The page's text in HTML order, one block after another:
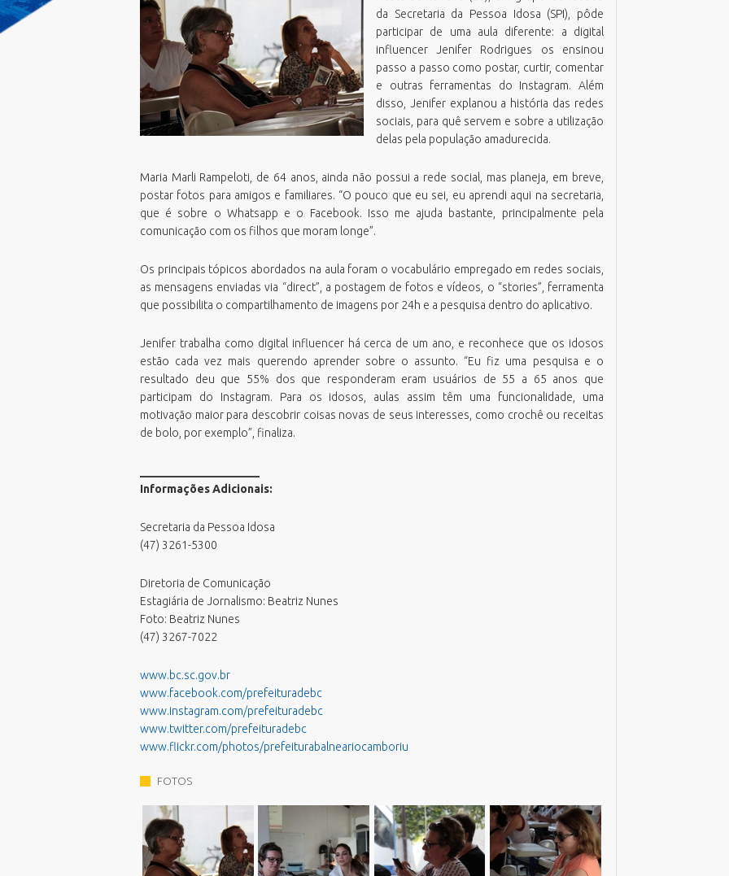
Fazenda
Gestão de Pessoas
Governo, Inovação e Orçamento
Meio Ambiente e Sustentabilidade
Obras
Pessoa Idosa
Procuradoria Geral do Município
Saúde
Segurança Pública
Orgão Colegiado
Comitê Gestor Financeiro
Emissão de Guias para Pagamento
Fila Unica
Geoprocessamento Novo
Horario Do Ônibus
IPTU 2026
Junta de Serviços Militar
Licitações ao vivo - Sala 02
MasterPlan
Negocia ISS BC/2026
PCDs BC
Perguntas Frequentes
Plano Municipal de Educação (PME)
Processos Seletivos
Relatório de Balneabilidade
Sala do Empreendedor - Cidade
Empreendedora
Emissão Boletim de Débitos
Emissão de Guias para Pagamento
Emissão Parecer Técnico Saúde
Emitir Taxas Alvará (VISA e TLL)
Nota Fiscal Eletrônica
Perguntas Frequentes
Validação Alvará Sanitário Eletrônico
Validação Parecer Técnico Saúde
Validar Certidão Negativa de Débitos
RH Parcerias
RHWeb
Externa
Sistema de Ponto Biométrico
Webmail
da Secretaria da Pessoa Idosa (SPI), pôde
participar de uma aula diferente: a digital
influencer Jenifer Rodrigues os ensinou
passo a passo como postar, curtir, comentar
e outras ferramentas do Instagram. Além
disso, Jenifer explanou a história das redes
sociais, para quê servem e sobre a utilização
delas pela população amadurecida.
Maria Marli Rampeloti, de 64 anos, ainda não possui a rede social, mas planeja, em breve,
postar fotos para amigos e familiares. “O pouco que eu sei, eu aprendi aqui na secretaria,
que é sobre o Whatsapp e o Facebook. Isso me ajuda bastante, principalmente pela
comunicação com os filhos que moram longe”.
Os principais tópicos abordados na aula foram o vocabulário empregado em redes sociais,
as mensagens enviadas via “direct”, a postagem de fotos e vídeos, o “stories”, ferramenta
que possibilita o compartilhamento de imagens por 24h e a pesquisa dentro do aplicativo.
Jenifer trabalha como digital influencer há cerca de um ano, e reconhece que os idosos
estão cada vez mais querendo aprender sobre o assunto. “Eu fiz uma pesquisa e o
resultado deu que 55% dos que responderam eram usuários de 55 a 65 anos que
participam do Instagram. Para os idosos, aulas assim têm uma funcionalidade, uma
motivação maior para descobrir coisas novas de seus interesses, como crochê ou receitas
de bolo, por exemplo”, finaliza.
Informações Adicionais:
Secretaria da Pessoa Idosa
(47) 3261-5300
Diretoria de Comunicação
Estagiária de Jornalismo: Beatriz Nunes
Foto: Beatriz Nunes
(47) 3267-7022
www.bc.sc.gov.br
www.facebook.com/prefeituradebc
www.instagram.com/prefeituradebc
www.twitter.com/prefeituradebc
www.flickr.com/photos/prefeiturabalneariocamboriu
FOTOS